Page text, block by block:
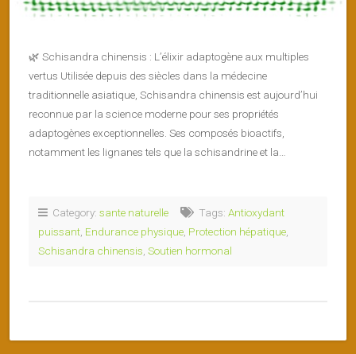
🌿 Schisandra chinensis : L’élixir adaptogène aux multiples
vertus Utilisée depuis des siècles dans la médecine
traditionnelle asiatique, Schisandra chinensis est aujourd’hui
reconnue par la science moderne pour ses propriétés
adaptogènes exceptionnelles. Ses composés bioactifs,
notamment les lignanes tels que la schisandrine et la…
Category: sante naturelle Tags: Antioxydant
puissant Endurance physique Protection hépatique
Schisandra chinensis Soutien hormonal